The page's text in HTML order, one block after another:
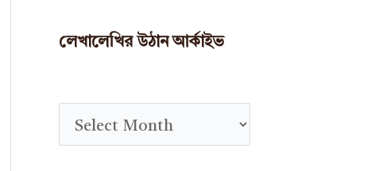
লেখালেখির উঠান আর্কাইভ
r